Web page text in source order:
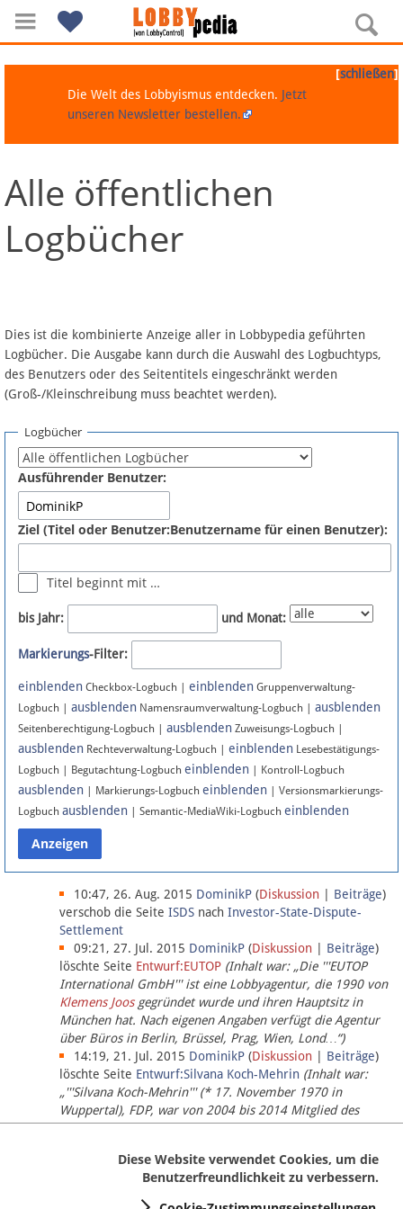
Navigation
Über Lobbypedia
Artikel nach Kategorien
FAQ
Fördermitglied werden
Fehler melden
Newsletter
Bluesky
Facebook
Instagram
Anmelden
Datenschutz
Über Lobbypedia
Impressum
[schließen]
Die Welt des Lobbyismus entdecken. Jetzt
unseren Newsletter bestellen.
Alle öffentlichen
Logbücher
Dies ist die kombinierte Anzeige aller in Lobbypedia geführten
Logbücher. Die Ausgabe kann durch die Auswahl des Logbuchtyps,
des Benutzers oder des Seitentitels eingeschränkt werden
(Groß-/Kleinschreibung muss beachtet werden).
Logbücher
Ausführender Benutzer:
Ziel (Titel oder Benutzer:Benutzername für einen Benutzer):
Titel beginnt mit …
bis Jahr: und Monat:
Markierungs-Filter:
einblenden Checkbox-Logbuch | einblenden Gruppenverwaltung-
Logbuch | ausblenden Namensraumverwaltung-Logbuch | ausblenden
Seitenberechtigung-Logbuch | ausblenden Zuweisungs-Logbuch |
ausblenden Rechteverwaltung-Logbuch | einblenden Lesebestätigungs-
Logbuch | Begutachtung-Logbuch einblenden | Kontroll-Logbuch
ausblenden | Markierungs-Logbuch einblenden | Versionsmarkierungs-
Logbuch ausblenden | Semantic-MediaWiki-Logbuch einblenden
10:47, 26. Aug. 2015 DominikP (Diskussion Beiträge)
verschob die Seite ISDS nach Investor-State-Dispute-
Settlement
09:21, 27. Jul. 2015 DominikP (Diskussion Beiträge)
löschte Seite Entwurf:EUTOP (Inhalt war: „Die '''EUTOP
International GmbH''' ist eine Lobbyagentur, die 1990 von
Klemens Joosgegründet wurde und ihren Hauptsitz in
München hat. Nach eigenen Angaben verfügt die Agentur
über Büros in Berlin, Brüssel, Prag, Wien, Lond…“)
14:19, 21. Jul. 2015 DominikP (Diskussion Beiträge)
löschte Seite Entwurf:Silvana Koch-Mehrin (Inhalt war:
„'''Silvana Koch-Mehrin''' (* 17. November 1970 in
Wuppertal), FDP, war von 2004 bis 2014 Mitglied des
Europäischen Parlaments, seit November 2014 ist sie für
Diese Website verwendet Cookies, um die
Benutzerfreundlichkeit zu verbessern.